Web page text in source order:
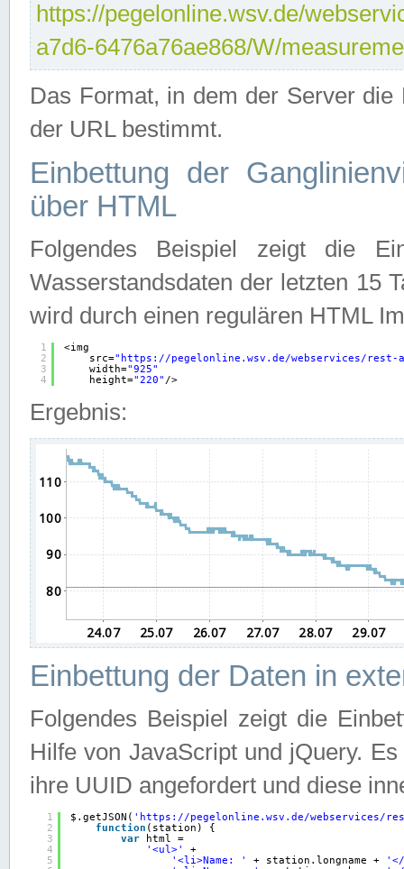
https://pegelonline.wsv.de/
a7d6-6476a76ae868/W/
Das Format, in dem der Server
der URL bestimmt.
Einbettung der
über HTML
Folgendes Beispiel zeigt die
Wasserstandsdaten der letzten 15
wird durch einen regulären HTML
1
2
3
4
<img
src=" https://pegelonline.wsv.de/webservices/rest-
width="925"
height="220" />
Ergebnis:
Einbettung der Daten in
Folgendes Beispiel zeigt die
Hilfe von JavaScript und jQuery.
ihre UUID angefordert und diese
1
2
3
4
5
$.getJSON( ' https://pegelonline.wsv.de/webservices/
function (station) {
var
html =
'<ul>'
+
'<li>Name: '
+ station.longname +